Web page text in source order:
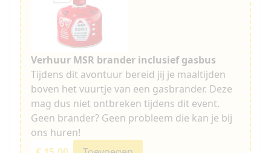
Verhuur MSR brander inclusief gasbus
Tijdens dit avontuur bereid jij je maaltijden
boven het vuurtje van een gasbrander. Deze
mag dus niet ontbreken tijdens dit event.
Geen brander? Geen probleem die kan je bij
ons huren!